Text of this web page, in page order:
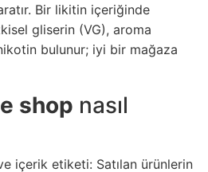
Bir likitin içeriğinde
gliserin (VG), aroma
bulunur; iyi bir mağaza
shop nasıl
içerik etiketi: Satılan ürünlerin